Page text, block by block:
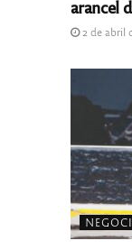
arancel
2 de abril